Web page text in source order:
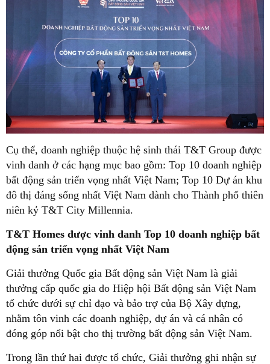
Cụ thể, doanh nghiệp thuộc hệ sinh thái T&T Group được
vinh danh ở các hạng mục bao gồm: Top 10 doanh nghiệp
bất động sản triển vọng nhất Việt Nam; Top 10 Dự án khu
đô thị đáng sống nhất Việt Nam dành cho Thành phố thiên
niên kỷ T&T City Millennia.
T&T Homes được vinh danh Top 10 doanh nghiệp bất
động sản triển vọng nhất Việt Nam
Giải thưởng Quốc gia Bất động sản Việt Nam là giải
thưởng cấp quốc gia do Hiệp hội Bất động sản Việt Nam
tổ chức dưới sự chỉ đạo và bảo trợ của Bộ Xây dựng,
nhằm tôn vinh các doanh nghiệp, dự án và cá nhân có
đóng góp nổi bật cho thị trường bất động sản Việt Nam.
Trong lần thứ hai được tổ chức, Giải thưởng ghi nhận sự